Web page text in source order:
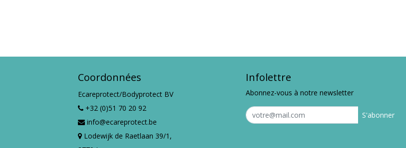
Coordonnées
Ecareprotect/Bodyprotect BV
+32 (0)51 70 20 92
info@ecareprotect.be
Lodewijk de Raetlaan 39/1,
Infolettre
Abonnez-vous à notre newsletter
S'abonner